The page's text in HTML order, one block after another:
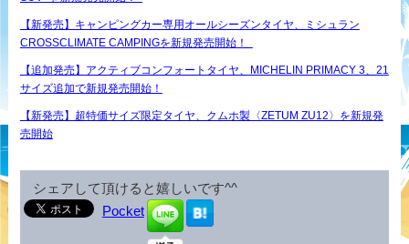
【新発売】キャンピングカー専用オールシーズンタイヤ、ミシュラン
CROSSCLIMATE CAMPINGを新規発売開始！
【追加発売】アクティブコンフォートタイヤ、MICHELIN PRIMACY 3、21
サイズ追加で新規発売開始！
【新発売】超特価サイズ限定タイヤ、クムホ製〈ZETUM ZU12〉を新規発
売開始
シェアして頂けると嬉しいです^^
Pocket